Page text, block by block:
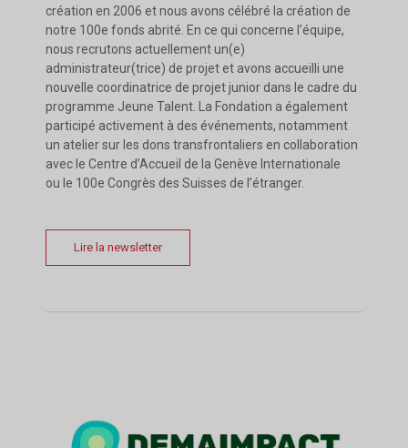
création en 2006 et nous avons célébré la création de
notre 100e fonds abrité. En ce qui concerne l’équipe,
nous recrutons actuellement un(e)
administrateur(trice) de projet et avons accueilli une
nouvelle coordinatrice de projet junior dans le cadre du
programme Jeune Talent. La Fondation a également
participé activement à des événements, notamment
un atelier sur les dons transfrontaliers en collaboration
avec le Centre d’Accueil de la Genève Internationale
ou le 100e Congrès des Suisses de l’étranger.
Lire la newsletter